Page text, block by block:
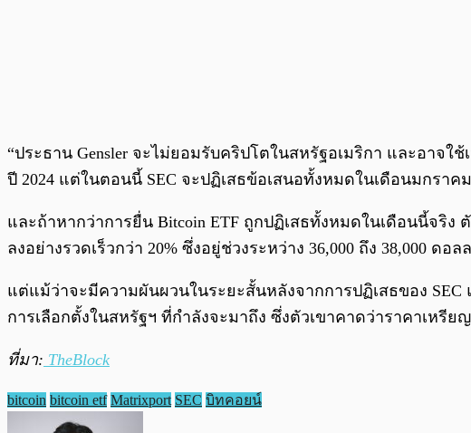
“ประธาน Gensler จะไม่ยอมรับคริปโตในสหรัฐอเมริกา และอาจใ
ปี 2024 แต่ในตอนนี้ SEC จะปฏิเสธข้อเสนอทั้งหมดในเดือนมกราค
และถ้าหากว่าการยื่น Bitcoin ETF ถูกปฏิเสธทั้งหมดในเดือนนี้จริง
ลงอย่างรวดเร็วกว่า 20% ซึ่งอยู่ช่วงระหว่าง 36,000 ถึง 38,000 ดอล
แต่แม้ว่าจะมีความผันผวนในระยะสั้นหลังจากการปฏิเสธของ
การเลือกตั้งในสหรัฐฯ ที่กำลังจะมาถึง ซึ่งตัวเขาคาดว่าราคาเหรี
ที่มา: TheBlock
bitcoin bitcoin etf Matrixport SEC บิทคอยน์